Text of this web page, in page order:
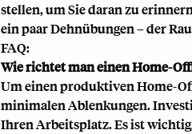
stellen, um Sie daran zu
ein paar Dehnübungen – der
FAQ:
Wie richtet man einen Home-
Um einen produktiven Home-
minimalen Ablenkungen.
Ihren Arbeitsplatz. Es ist